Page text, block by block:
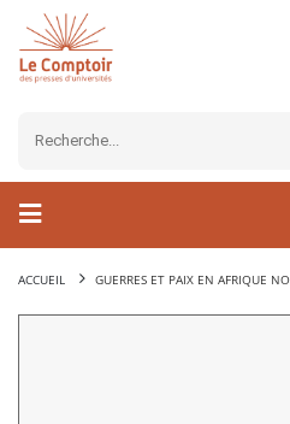
ACCUEIL GUERRES ET PAIX EN AFRIQUE